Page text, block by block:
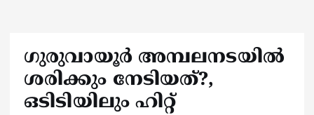
ഗുരുവായൂര്‍ അമ്പലനടയില്‍
ശരിക്കും നേടിയത്?,
ഒടിടിയിലും ഹിറ്റ്